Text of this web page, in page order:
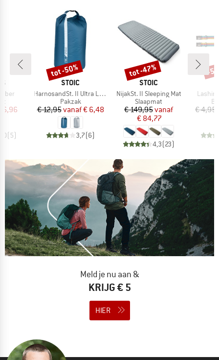
prijs
(5)
MERK
STOIC
Artikel
HarnosandSt. II Ultra Lite Dry Bag
Productgroep
Pakzak
Prijs
€ 12,95 Verlaagde prijs
vanaf€ 6,48
3,7(6)
Korting
tot -50%
MERK
STOIC
Artikel
NijakSt. II Sleeping Mat
Productgroep
Slaapmat
Prijs
€ 149,95Verlaagde prijs
vanaf
€ 84,77
4,3(23)
Korting
tot -47%
Artikel
€ 4,95
-
Meld je nu aan &
KRIJG € 5
HIER